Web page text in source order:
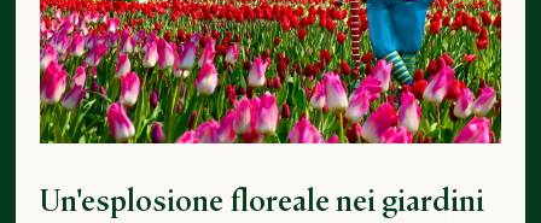
Un'esplosione floreale nei giardini